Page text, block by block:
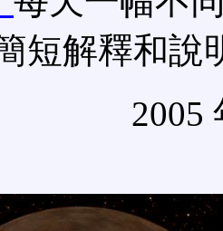
短解釋和說
2005